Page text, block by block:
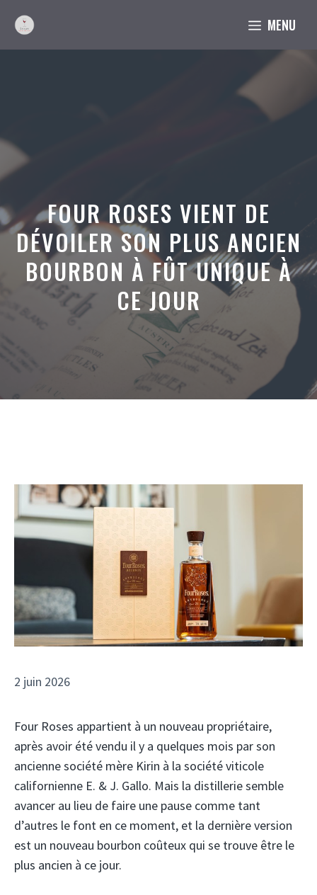
contenu
MENU
FOUR ROSES VIENT DE
DÉVOILER SON PLUS ANCIEN
BOURBON À FÛT UNIQUE À
CE JOUR
2 juin 2026
Four Roses appartient à un nouveau propriétaire,
après avoir été vendu il y a quelques mois par son
ancienne société mère Kirin à la société viticole
californienne E. & J. Gallo. Mais la distillerie semble
avancer au lieu de faire une pause comme tant
d’autres le font en ce moment, et la dernière version
est un nouveau bourbon coûteux qui se trouve être le
plus ancien à ce jour.